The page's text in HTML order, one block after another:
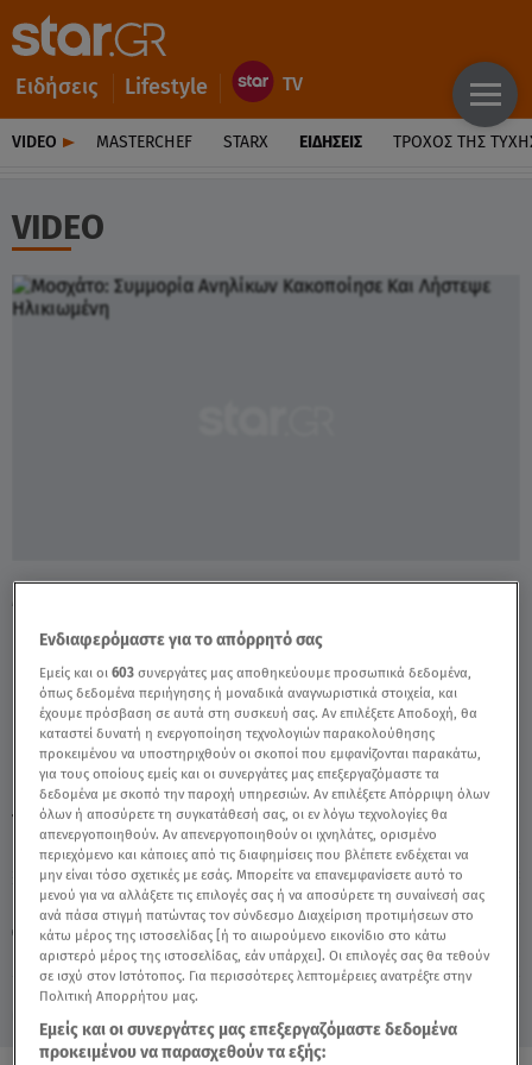
Ειδήσεις Lifestyle
VIDEO MASTERCHEF STARX ΕΙΔΉΣΕΙΣ ΤΡΟΧΌΣ ΤΗΣ
VIDEO
Παρασκευή 7 Αυγούστου 2026
07.01.25, 22:44
ΕΛΛΑΔΑ
Πηγή: Δελτίο ειδήσεων Star
Μοσχάτο: Συμμορία Ανηλίκων Κακοποίησε
Και Λήστεψε Ηλικιωμένη - Video
TAGS: ΣΥΜΜΟΡΙΑ ΛΗΣΤΕΙΑ ΜΟΣΧΑΤΟ ΗΛΙΚΙΩΜΕΝΗ
Ενδιαφερόμαστε για το απόρρητό σας
Εμείς και οι603 συνεργάτες μας αποθηκεύουμε προσωπικά δεδομένα,
όπως δεδομένα περιήγησης ή μοναδικά αναγνωριστικά στοιχεία, και
έχουμε πρόσβαση σε αυτά στη συσκευή σας. Αν επιλέξετε Αποδοχή, θα
καταστεί δυνατή η ενεργοποίηση τεχνολογιών παρακολούθησης
προκειμένου να υποστηριχθούν οι σκοποί που εμφανίζονται παρακάτω,
για τους οποίους εμείς και οι συνεργάτες μας επεξεργαζόμαστε τα
δεδομένα με σκοπό την παροχή υπηρεσιών. Αν επιλέξετε Απόρριψη όλων
όλων ή αποσύρετε τη συγκατάθεσή σας, οι εν λόγω τεχνολογίες θα
απενεργοποιηθούν. Αν απενεργοποιηθούν οι ιχνηλάτες, ορισμένο
περιεχόμενο και κάποιες από τις διαφημίσεις που βλέπετε ενδέχεται να
μην είναι τόσο σχετικές με εσάς. Μπορείτε να επανεμφανίσετε αυτό το
μενού για να αλλάξετε τις επιλογές σας ή να αποσύρετε τη συναίνεσή σας
ανά πάσα στιγμή πατώντας τον σύνδεσμο Διαχείριση προτιμήσεων στο
κάτω μέρος της ιστοσελίδας [ή το αιωρούμενο εικονίδιο στο κάτω
αριστερό μέρος της ιστοσελίδας, εάν υπάρχει]. Οι επιλογές σας θα τεθούν
σε ισχύ στον Ιστότοπος. Για περισσότερες λεπτομέρειες ανατρέξτε στην
Πολιτική Απορρήτου μας.
Εμείς και οι συνεργάτες μας επεξεργαζόμαστε δεδομένα
προκειμένου να παρασχεθούν τα εξής: